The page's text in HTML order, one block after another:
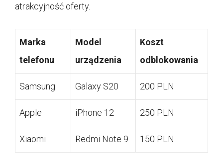
atrakcyjność oferty.
Marka
telefonu
Model
urządzenia
Koszt
odblokowania
Samsung Galaxy S20 200 PLN
Apple iPhone 12 250 PLN
Xiaomi Redmi Note 9 150 PLN